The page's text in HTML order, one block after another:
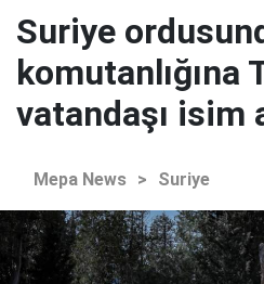
Suriye
komutanlığına
vatandaşı isim
Mepa News > Suriye